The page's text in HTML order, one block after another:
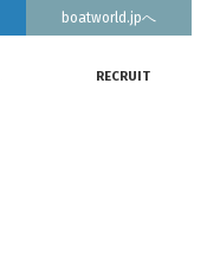
boatworld.jpへ
RECRUIT
リクルート